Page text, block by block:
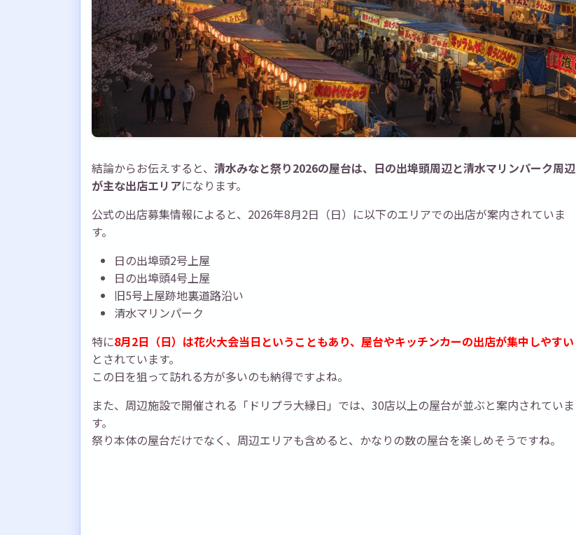
結論からお伝えすると、 清水みなと祭り2026の屋台は、日の出埠頭周辺と清水マリンパーク周辺
が主な出店エリアになります。
公式の出店募集情報によると、2026年8月2日（日）に以下のエリアでの出店が案内されていま
す。
日の出埠頭2号上屋
日の出埠頭4号上屋
旧5号上屋跡地裏道路沿い
清水マリンパーク
特に8月2日（日）は花火大会当日ということもあり、屋台やキッチンカーの出店が集中しやすい
とされています。
この日を狙って訪れる方が多いのも納得ですよね。
また、周辺施設で開催される「ドリプラ大縁日」では、30店以上の屋台が並ぶと案内されていま
す。
祭り本体の屋台だけでなく、周辺エリアも含めると、かなりの数の屋台を楽しめそうですね。